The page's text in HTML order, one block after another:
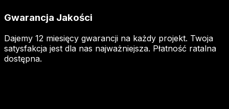
Gwarancja Jakości
Dajemy 12 miesięcy gwarancji na każdy projekt. Twoja
satysfakcja jest dla nas najważniejsza. Płatność ratalna
dostępna.